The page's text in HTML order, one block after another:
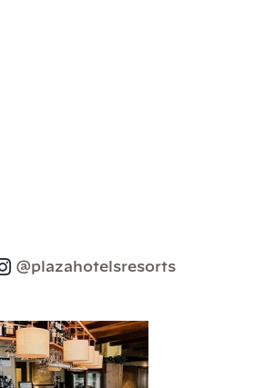
@plazahotelsresorts